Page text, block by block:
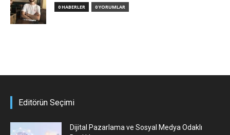
0 HABERLER 0 YORUMLAR
Editörün Seçimi
Dijital Pazarlama ve Sosyal Medya Odaklı